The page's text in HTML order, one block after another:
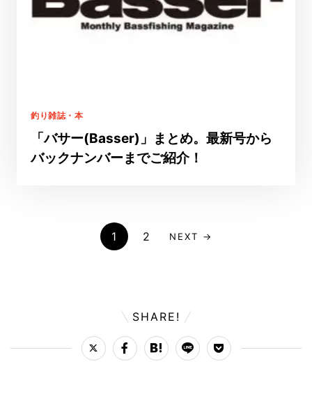
「バサー(Basser)」まとめ。最新号から
バックナンバーまでご紹介！
釣り雑誌・本
1 2 NEXT →
SHARE!